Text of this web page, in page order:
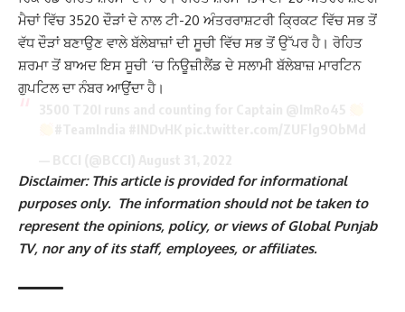
ਮੈਚਾਂ ਵਿੱਚ 3520 ਦੌੜਾਂ ਦੇ ਨਾਲ ਟੀ-20 ਅੰਤਰਰਾਸ਼ਟਰੀ ਕ੍ਰਿਕਟ ਵਿੱਚ ਸਭ ਤੋਂ
ਵੱਧ ਦੌੜਾਂ ਬਣਾਉਣ ਵਾਲੇ ਬੱਲੇਬਾਜ਼ਾਂ ਦੀ ਸੂਚੀ ਵਿੱਚ ਸਭ ਤੋਂ ਉੱਪਰ ਹੈ। ਰੋਹਿਤ
ਸ਼ਰਮਾ ਤੋਂ ਬਾਅਦ ਇਸ ਸੂਚੀ ‘ਚ ਨਿਊਜ਼ੀਲੈਂਡ ਦੇ ਸਲਾਮੀ ਬੱਲੇਬਾਜ਼ ਮਾਰਟਿਨ
ਗੁਪਟਿਲ ਦਾ ਨੰਬਰ ਆਉਂਦਾ ਹੈ।
Disclaimer: This article is provided for informational
purposes only. The information should not be taken to
represent the opinions, policy, or views of Global Punjab
TV, nor any of its staff, employees, or affiliates.